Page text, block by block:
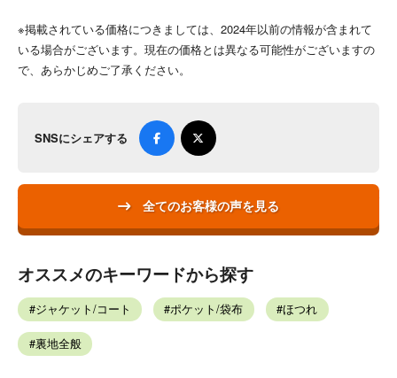
※掲載されている価格につきましては、2024年以前の情報が含まれて
いる場合がございます。現在の価格とは異なる可能性がございますの
で、あらかじめご了承ください。
SNSにシェアする
全てのお客様の声を見る
オススメのキーワードから探す
ジャケット/コート ポケット/袋布 ほつれ
裏地全般